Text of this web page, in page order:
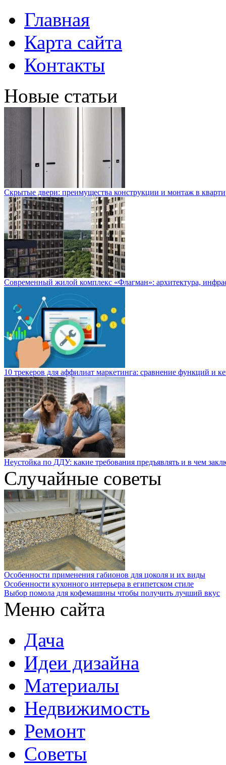
Главная
Карта сайта
Контакты
Новые статьи
Скрытые двери: преимущества конструкции и монтаж в
Современный жилой комплекс «Флагман»: архитектура,
10 трекеров для аффилиат маркетинга: сравнение функций и
Неустойка по ДДУ: какие требования предъявлять и в чем
Случайные советы
Особенности применения габионов для цоколя и их виды
Особенности кухонного интерьера в египетском стиле
Выбор помола для кофемашины чтобы получить лучший вкус
Меню сайта
Дача
Идеи дизайна
Материалы
Недвижимость
Ремонт
Советы